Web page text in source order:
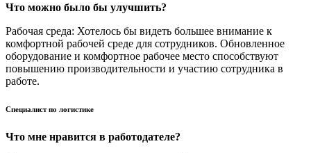
Что можно было бы улучшить?
Рабочая среда: Хотелось бы видеть большее внимание к
комфортной рабочей среде для сотрудников. Обновленное
оборудование и комфортное рабочее место способствуют
повышению производительности и участию сотрудника в
работе.
Специалист по логистике
Что мне нравится в работодателе?